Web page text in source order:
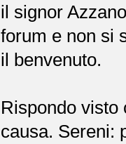
il signor
forum e non si
il benvenuto.
Rispondo visto
causa. Sereni: